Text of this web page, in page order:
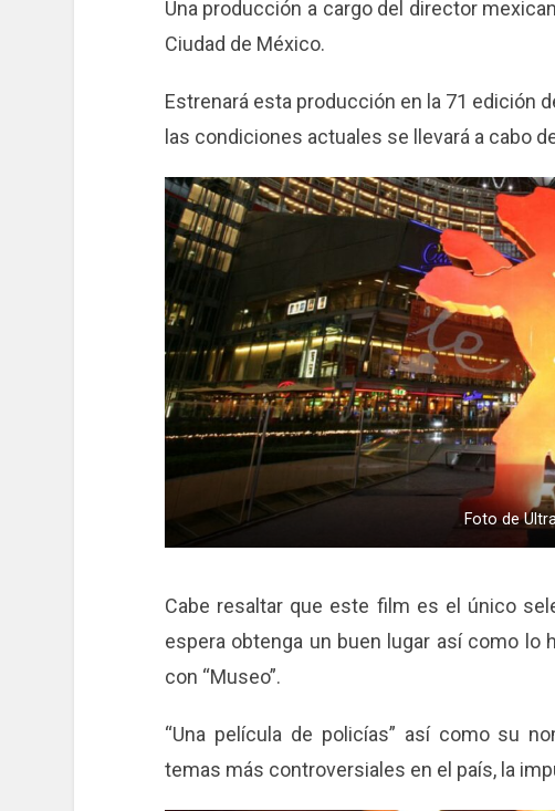
Una producción a cargo del director
Ciudad de México.
Estrenará esta producción en la 71 edición
las condiciones actuales se llevará a cabo
Foto de
Cabe resaltar que este film es el único
espera obtenga un buen lugar así como lo
con “Museo”.
“Una película de policías” así como su
temas más controversiales en el país, la